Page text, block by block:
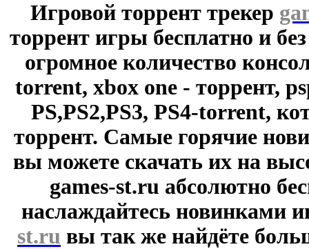
Игровой торрент трекер
торрент игры бесплатно и
огромное количество
torrent, xbox one - торрент,
PS,PS2,PS3, PS4-torrent,
торрент. Самые горячие
вы можете скачать их на
games-st.ru абсолютно
наслаждайтесь новинками
st.ru вы так же найдёте